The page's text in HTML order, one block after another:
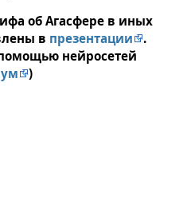
об Агасфере в иных
в презентации
.
нейросетей
)